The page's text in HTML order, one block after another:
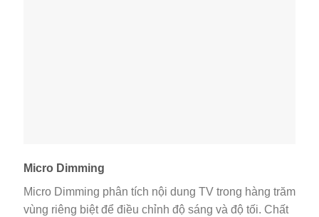
Micro Dimming
Micro Dimming phân tích nội dung TV trong hàng trăm
vùng riêng biệt để điều chỉnh độ sáng và độ tối. Chất